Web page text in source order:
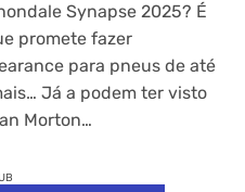
Synapse 2025? É
promete fazer
para pneus de até
Já a podem ter visto
Morton…